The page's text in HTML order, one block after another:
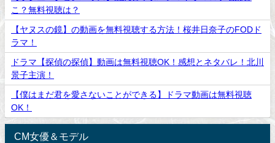
こ？無料視聴は？
【ヤヌスの鏡】の動画を無料視聴する方法！桜井日奈子のFODド
ラマ！
ドラマ【探偵の探偵】動画は無料視聴OK！感想とネタバレ！北川
景子主演！
【僕はまだ君を愛さないことができる】ドラマ動画は無料視聴
OK！
CM女優＆モデル